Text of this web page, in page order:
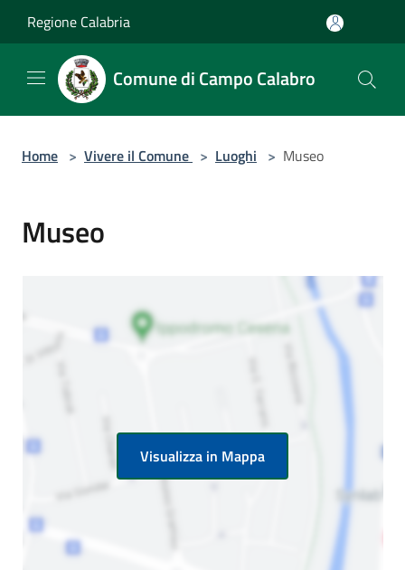
Regione Calabria
Comune di Campo Calabro
Home > Vivere il Comune > Luoghi > Museo
Museo
Visualizza in Mappa